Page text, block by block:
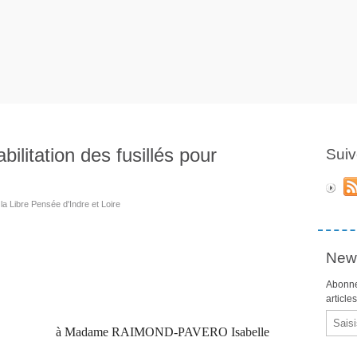
des fusillés pour
Libre Pensée d'Indre et Loire
à Madame RAIMOND-PAVERO Isabelle
Email